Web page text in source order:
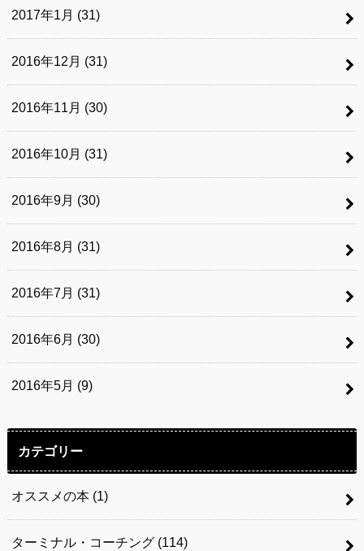
2017年1月 (31)
2016年12月 (31)
2016年11月 (30)
2016年10月 (31)
2016年9月 (30)
2016年8月 (31)
2016年7月 (31)
2016年6月 (30)
2016年5月 (9)
カテゴリー
オススメの本 (1)
ターミナル・コーチング (114)